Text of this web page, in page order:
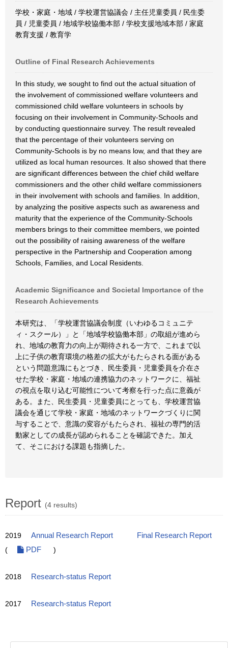
学校・家庭・地域 / 学校運営協議会 / 主任児童委員 / 民生委
員 / 児童委員 / 地域学校協働本部 / 学校支援地域本部 / 家庭
教育支援 / 教育学
Outline of Final Research Achievements
In this study, we sought to find out the actual situation of
the involvement of commissioned welfare volunteers and
commissioned child welfare volunteers in schools by
focusing on their involvement in Community-Schools and
by conducting questionnaire survey. The result revealed
that the percentage of their volunteers serving on
Community-Schools is by no means low, and that they are
utilized as local human resources. It also showed that there
are significant differences between the chief child welfare
commissioners and the other child welfare commissioners
in their involvement with schools and families. In addition,
by analyzing the positive aspects such as awareness and
maturity that the experience of the Community-Schools
members brings to their committee members, we pointed
out the possibility of raising awareness of the welfare
perspective in the Partnership and Cooperation among
Schools, Families, and Local Residents.
Academic Significance and Societal Importance of the
Research Achievements
本研究は、「学校運営協議会制度（いわゆるコミュニテ
ィ・スクール）」と「地域学校協働本部」の取組が進めら
れ、地域の教育力の向上が期待される一方で、これまで以
上に子供の教育環境の格差の拡大がもたらされる面がある
という問題意識にもとづき、民生委員・児童委員を介在さ
せた学校・家庭・地域の連携協力のネットワークに、福祉
の視点を取り込む可能性について考察を行った点に意義が
ある。また、民生委員・児童委員にとっても、学校運営協
議会を通じて学校・家庭・地域のネットワークづくりに関
与することで、意識の変容がもたらされ、福祉の専門的活
動家としての成長が認められることを確認できた。加え
て、そこにおける課題も指摘した。
Report (4 results)
2019 Annual Research Report
Final Research Report
(
PDF )
2018 Research-status Report
2017 Research-status Report